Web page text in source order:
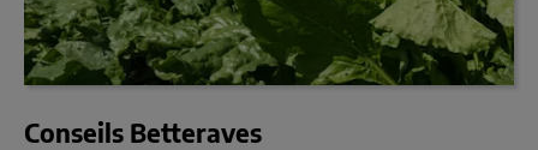
Conseils Betteraves